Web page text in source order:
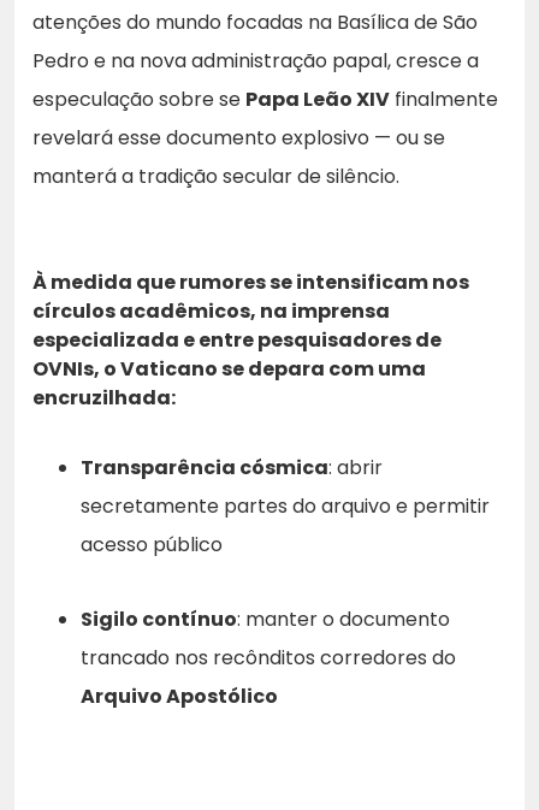
atenções do mundo focadas na Basílica de São
Pedro e na nova administração papal, cresce a
especulação sobre se Papa Leão XIV finalmente
revelará esse documento explosivo — ou se
manterá a tradição secular de silêncio.
À medida que rumores se intensificam nos
círculos acadêmicos, na imprensa
especializada e entre pesquisadores de
OVNIs, o Vaticano se depara com uma
encruzilhada:
Transparência cósmica: abrir
secretamente partes do arquivo e permitir
acesso público
Sigilo contínuo: manter o documento
trancado nos recônditos corredores do
Arquivo Apostólico